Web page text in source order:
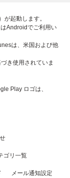
が起動します。
Androidでご利用い
は、米国および他
き使用されていま
Play ロゴは、
ゴリ一覧
メール通知設定